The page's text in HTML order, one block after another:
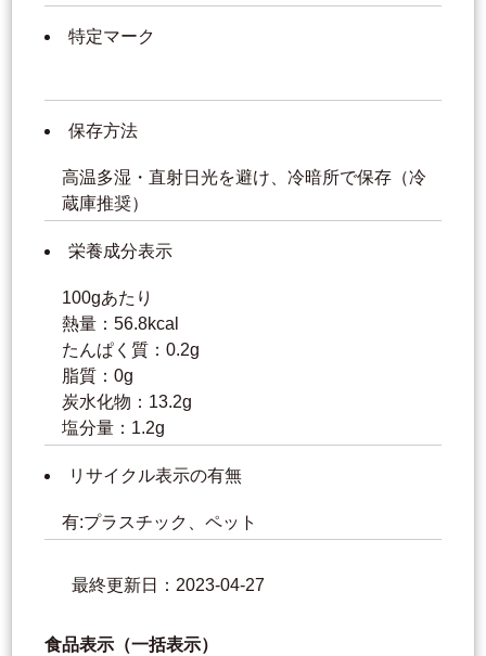
特定マーク
保存方法
高温多湿・直射日光を避け、冷暗所で保存（冷
蔵庫推奨）
栄養成分表示
100gあたり
熱量：56.8kcal
たんぱく質：0.2g
脂質：0g
炭水化物：13.2g
塩分量：1.2g
リサイクル表示の有無
有:プラスチック、ペット
最終更新日：2023-04-27
食品表示（一括表示）